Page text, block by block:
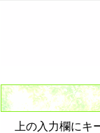
上の入力欄にキ